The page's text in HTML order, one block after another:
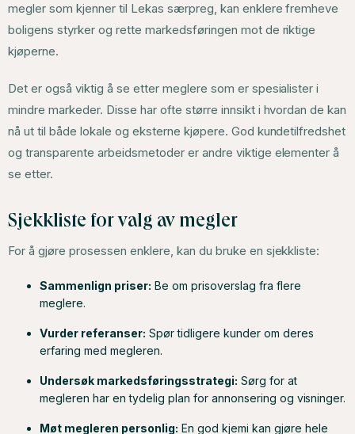
megler som kjenner til Lekas særpreg, kan enklere fremheve
boligens styrker og rette markedsføringen mot de riktige
kjøperne.
Det er også viktig å se etter meglere som er spesialister i
mindre markeder. Disse har ofte større innsikt i hvordan de kan
nå ut til både lokale og eksterne kjøpere. God kundetilfredshet
og transparente arbeidsmetoder er andre viktige elementer å
se etter.
Sjekkliste for valg av megler
For å gjøre prosessen enklere, kan du bruke en sjekkliste:
Sammenlign priser: Be om prisoverslag fra flere
meglere.
Vurder referanser: Spør tidligere kunder om deres
erfaring med megleren.
Undersøk markedsføringsstrategi: Sørg for at
megleren har en tydelig plan for annonsering og visninger.
Møt megleren personlig: En god kjemi kan gjøre hele